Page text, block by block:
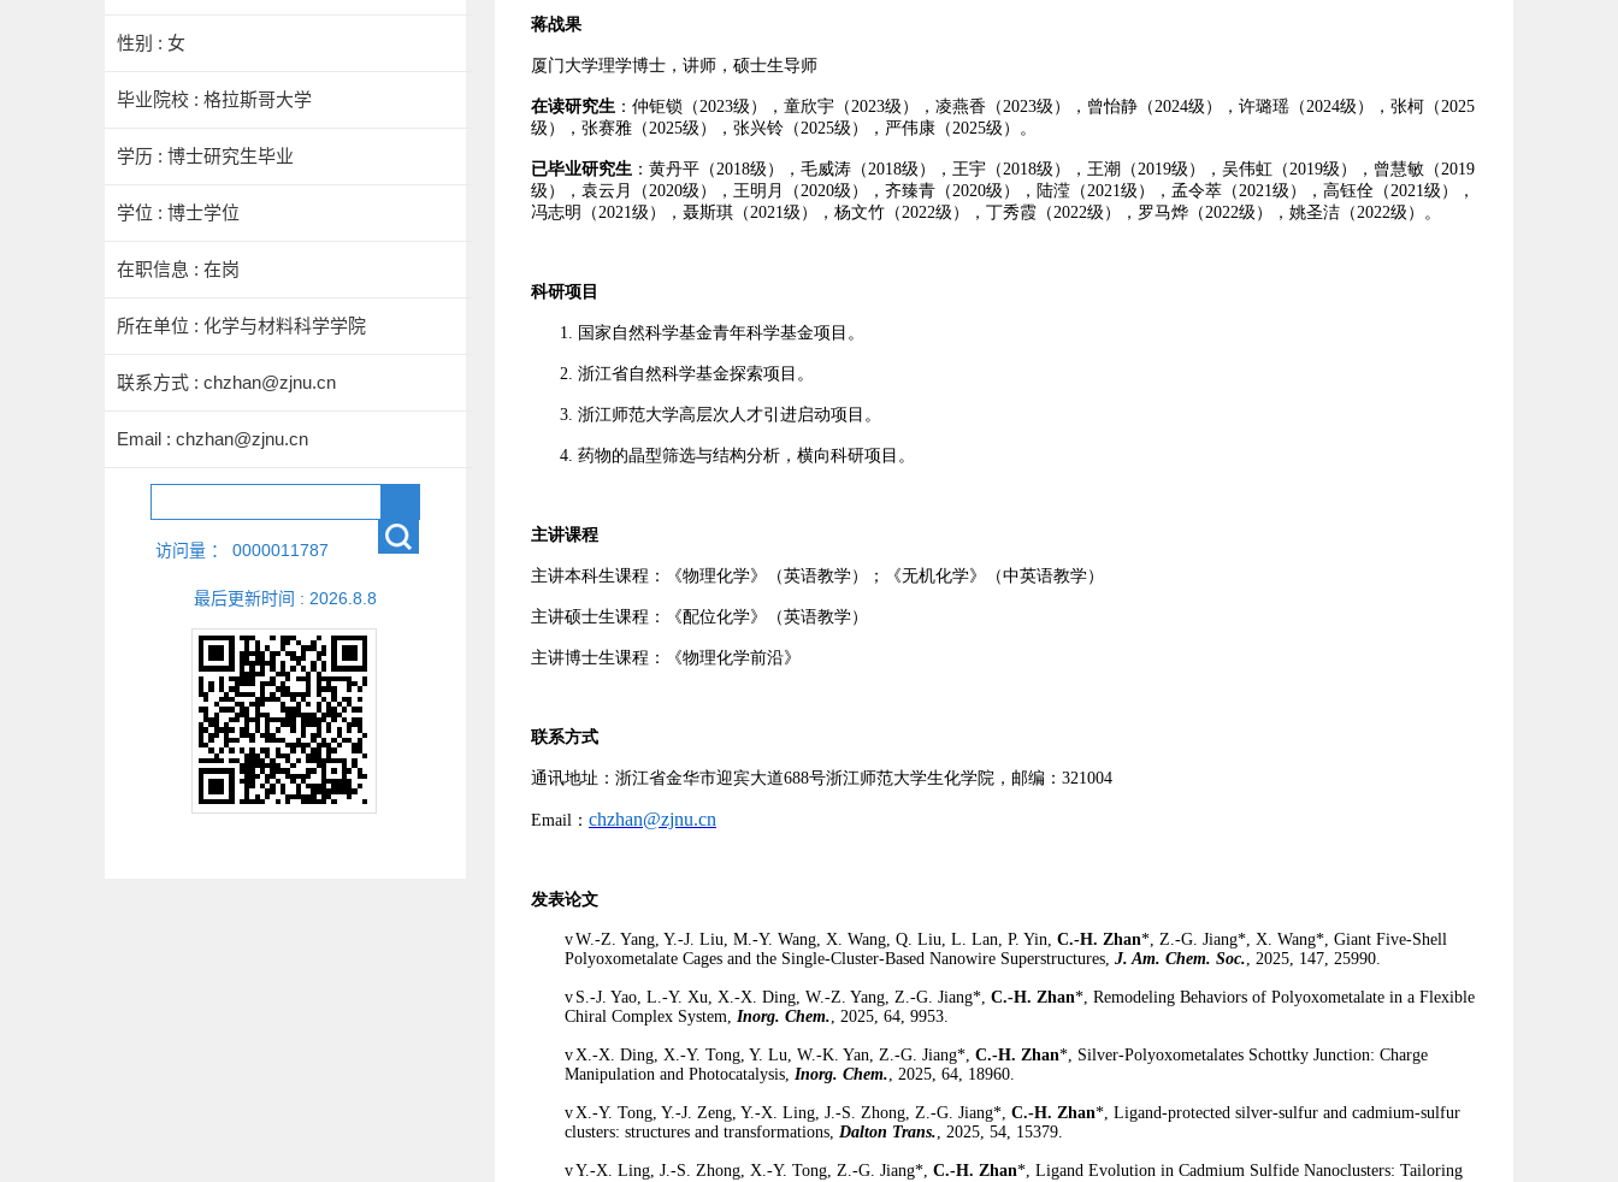
性别 : 女
毕业院校 : 格拉斯哥大学
学历 : 博士研究生毕业
学位 : 博士学位
在职信息 : 在岗
所在单位 : 化学与材料科学学院
联系方式 : chzhan@zjnu.cn
Email : chzhan@zjnu.cn
访问量 ： 0000011787
最后更新时间 : 2026 8 8